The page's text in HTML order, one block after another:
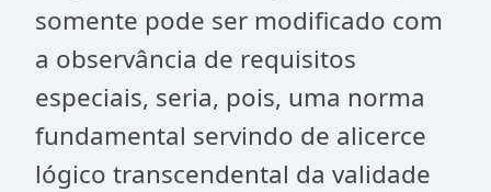
somente pode ser modificado com
a observância de requisitos
especiais, seria, pois, uma norma
fundamental servindo de alicerce
lógico transcendental da validade